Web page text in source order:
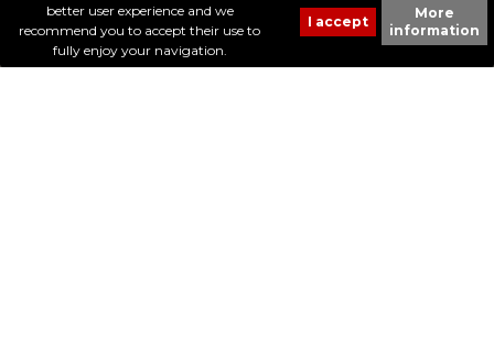
better user experience and we
recommend you to accept their use to
fully enjoy your navigation.
More
information
© 2017 - Cheval Liberté. Tous droits réservés.
Création de sites Internet | ProduWeb